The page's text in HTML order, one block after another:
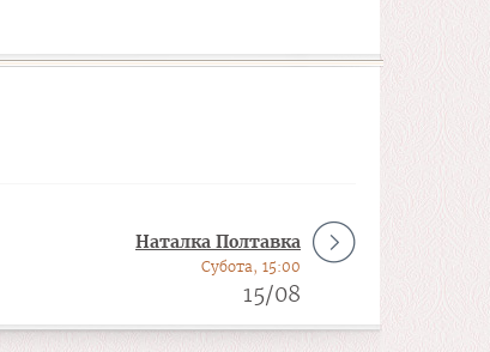
Наталка Полтавка
Субота, 15:00
15/08